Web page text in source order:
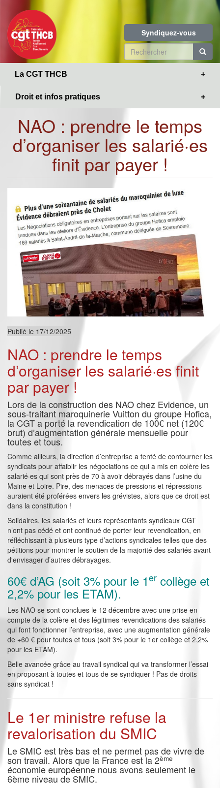
contenu
principal
Syndiquez-vous
Formulaire
de
La CGT THCB
Droit et infos pratiques
NAO : prendre le temps
d’organiser les salarié·es
finit par payer !
Publié le 17/12/2025
NAO : prendre le temps
d’organiser les salarié·es finit
par payer !
Lors de la construction des NAO chez Evidence, un
sous-traitant maroquinerie Vuitton du groupe Hofica,
la CGT a porté la revendication de 100€ net (120€
brut) d’augmentation générale mensuelle pour
toutes et tous.
Comme ailleurs, la direction d’entreprise a tenté de contourner les
syndicats pour affaiblir les négociations ce qui a mis en colère les
salarié·es qui sont près de 70 à avoir débrayés dans l’usine du
Maine et Loire. Pire, des menaces de pressions et répressions
auraient été proférées envers les grévistes, alors que ce droit est
dans la constitution !
Solidaires, les salariés et leurs représentants syndicaux CGT
n’ont pas cédé et ont continué de porter leur revendication, en
réfléchissant à plusieurs type d’actions syndicales telles que des
pétitions pour montrer le soutien de la majorité des salariés avant
d'envisager d’autres débrayages.
60€ d’AG (soit 3% pour le 1er collège et
2,2% pour les ETAM).
Les NAO se sont conclues le 12 décembre avec une prise en
compte de la colère et des légitimes revendications des salariés
qui font fonctionner l’entreprise, avec une augmentation générale
de +60 € pour toutes et tous (soit 3% pour le 1er collège et 2,2%
pour les ETAM).
Belle avancée grâce au travail syndical qui va transformer l’essai
en proposant à toutes et tous de se syndiquer ! Pas de droits
sans syndicat !
Le 1er ministre refuse la
revalorisation du SMIC
Le SMIC est très bas et ne permet pas de vivre de
son travail. Alors que la France est la 2ème
économie européenne nous avons seulement le
6ème niveau de SMIC.